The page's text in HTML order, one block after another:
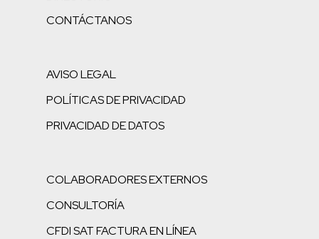
CONTÁCTANOS
AVISO LEGAL
POLÍTICAS DE PRIVACIDAD
PRIVACIDAD DE DATOS
COLABORADORES EXTERNOS
CONSULTORÍA
CFDI SAT FACTURA EN LÍNEA